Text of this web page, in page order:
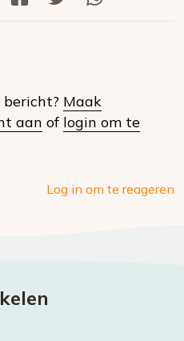
Deel
social Maak
aan of login om te
Log in om te reageren